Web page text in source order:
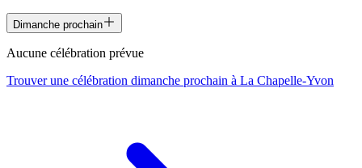
Dimanche prochain
Aucune célébration prévue
Trouver une célébration dimanche prochain à La Chapelle-Yvon